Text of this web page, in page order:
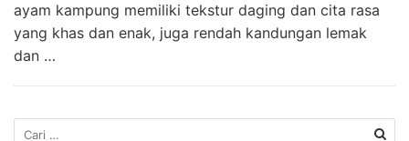
ayam kampung memiliki tekstur daging dan cita rasa
yang khas dan enak, juga rendah kandungan lemak
dan …
Cari